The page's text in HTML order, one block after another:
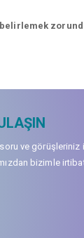
ve görüşleriniz
bizimle